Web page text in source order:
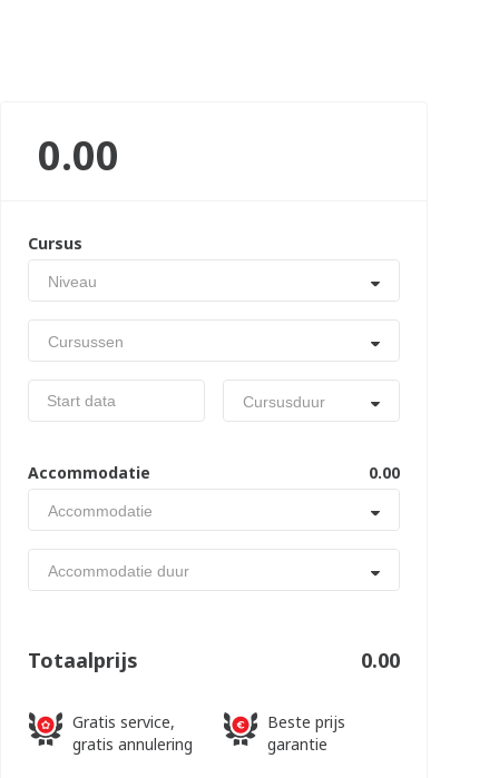
0.00
Cursus
Niveau
Cursussen
Cursusduur
Accommodatie 0.00
Accommodatie
Accommodatie duur
Totaalprijs 0.00
Gratis service,
gratis annulering
Beste prijs
garantie